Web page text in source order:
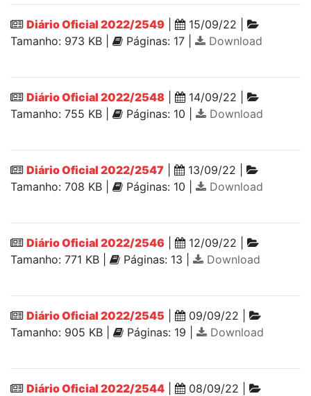
Diário Oficial 2022/2549
15/09/22 |
Tamanho: 973 KB |
Páginas: 17 | Download
Diário Oficial 2022/2548
14/09/22 |
Tamanho: 755 KB |
Páginas: 10 | Download
Diário Oficial 2022/2547
13/09/22 |
Tamanho: 708 KB |
Páginas: 10 | Download
Diário Oficial 2022/2546
12/09/22 |
Tamanho: 771 KB |
Páginas: 13 | Download
Diário Oficial 2022/2545
09/09/22 |
Tamanho: 905 KB |
Páginas: 19 | Download
Diário Oficial 2022/2544
08/09/22 |